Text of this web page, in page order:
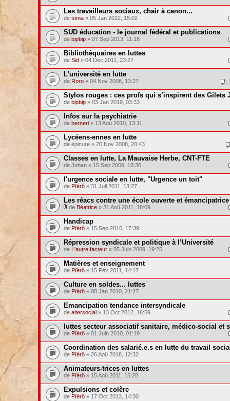
Les travailleurs sociaux, chair à canon...
de toma» 05 Jan 2012, 15:02
SUD éducation - le journal fédéral et publications
de bipbip» 07 Sep 2013, 11:18
Bibliothèquaires en luttes
de Sid» 04 Déc 2011, 23:27
L'université en lutte
de Roro» 04 Nov 2008, 13:27
Stylos rouges : ces profs qui s’inspirent des Gilets
de bipbip» 03 Jan 2019, 03:33
Infos sur la psychiatrie
de berneri» 13 Aoû 2010, 13:11
Lycéens-ennes en lutte
de épicure » 20 Nov 2008, 20:43
Classes en lutte, La Mauvaise Herbe, CNT-FTE
de Johan » 15 Sep 2009, 18:36
l'urgence sociale en lutte, "Urgence un toit"
de Pïérô» 31 Juil 2011, 13:27
Les réacs contre une école ouverte et émancipatrice
de Béatrice» 31 Aoû 2011, 18:09
Handicap
de Pïérô» 15 Sep 2016, 17:39
Répression syndicale et politique à l’Université
de L'autre facteur» 05 Juin 2009, 19:25
Matières et enseignement
de Pïérô» 15 Fév 2011, 14:17
Culture en soldes... luttes
de Pïérô» 08 Jan 2010, 21:27
Emancipation tendance intersyndicale
de altersocial» 13 Oct 2012, 16:59
luttes secteur associatif sanitaire, médico-social et
de Pïérô» 01 Juin 2010, 01:19
Coordination des salarié.e.s en lutte du travail
de Pïérô» 26 Aoû 2018, 12:32
Animateurs-trices en luttes
de Pïérô» 15 Aoû 2011, 15:28
Expulsions et colère
de Pïérô» 17 Oct 2013, 14:30